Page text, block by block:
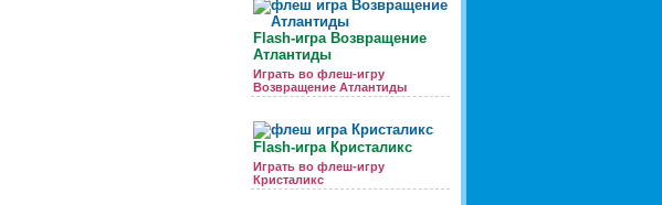
Flash-игра Возвращение
Атлантиды
Играть во флеш-игру
Возвращение Атлантиды
Flash-игра Кристаликс
Играть во флеш-игру
Кристаликс